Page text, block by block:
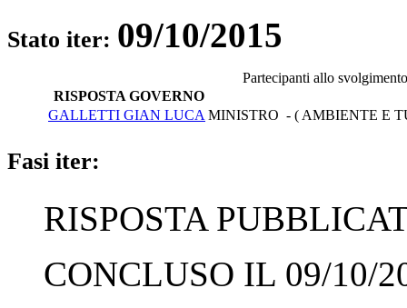
Stato iter: 09/10/2015
Partecipanti allo
RISPOSTA GOVERNO
GALLETTI GIAN LUCA MINISTRO - ( AMBIENTE E
Fasi iter:
RISPOSTA
CONCLUSO IL 09/10/